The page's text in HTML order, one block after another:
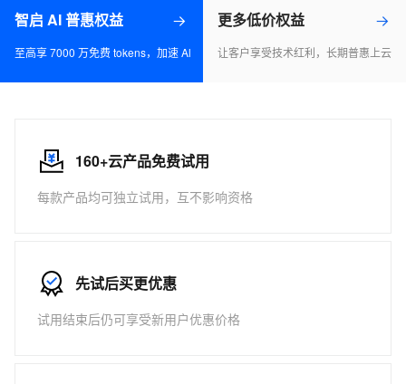
智启 AI 普惠权益
至高享 7000 万免费 tokens，加速 Al 应用落地
更多低价权益
让客户享受技术红利，长期普惠上云
160+云产品免费试用
每款产品均可独立试用，互不影响资格
先试后买更优惠
试用结束后仍可享受新用户优惠价格